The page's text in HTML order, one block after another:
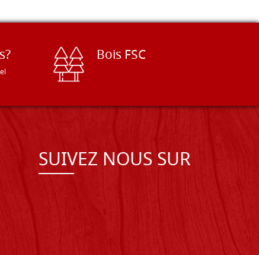
Bois FSC
SUIVEZ NOUS SUR